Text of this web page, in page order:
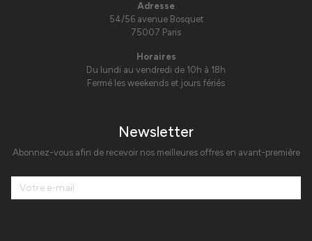
Adresse
54/56 avenue Bosquet
75007 Paris
Horaires
Du lundi au vendredi de 10h à 18h
Fermé les weekends et jours fériés
Newsletter
Abonnez-vous afin de recevoir nos meilleures offres en avant-première